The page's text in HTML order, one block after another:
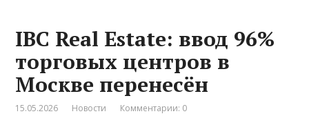
IBC Real Estate: ввод 96%
торговых центров в
Москве перенесён
15.05.2026 Новости Комментарии: 0